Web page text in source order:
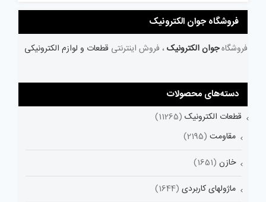
فروشگاه جوان الکترونیک
فروشگاهجوان الکترونیک ، فروش اینترنتی قطعات و لوازم الکترونیکی
دسته‌های محصولات
قطعات الکترونیک (11265)
مقاومت (2195)
خازن (1651)
ماژولهای کاربردی (1644)